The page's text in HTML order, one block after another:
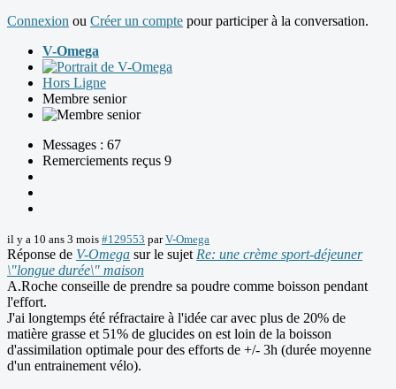
Connexion ou Créer un compte pour participer à la conversation.
V-Omega
Hors Ligne
Membre senior
Messages : 67
Remerciements reçus 9
il y a 10 ans 3 mois #129553 parV-Omega
Réponse de V-Omega sur le sujet Re: une crème sport-déjeuner
\"longue durée\" maison
A.Roche conseille de prendre sa poudre comme boisson pendant
l'effort.
J'ai longtemps été réfractaire à l'idée car avec plus de 20% de
matière grasse et 51% de glucides on est loin de la boisson
d'assimilation optimale pour des efforts de +/- 3h (durée moyenne
d'un entrainement vélo).